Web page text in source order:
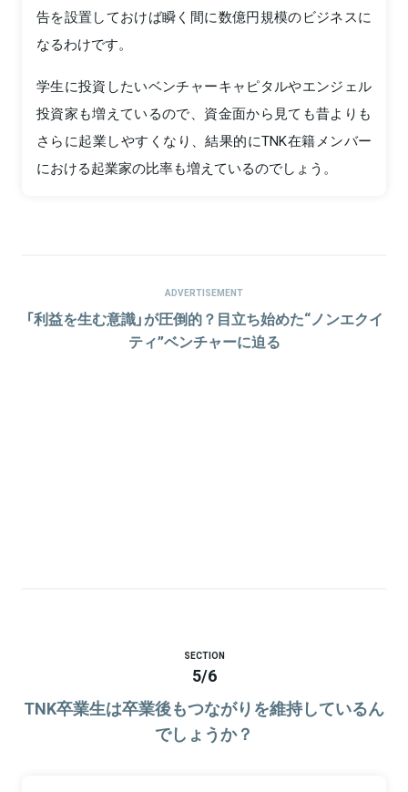
告を設置しておけば瞬く間に数億円規模のビジネスに
なるわけです。
学生に投資したいベンチャーキャピタルやエンジェル
投資家も増えているので、資金面から見ても昔よりも
さらに起業しやすくなり、結果的にTNK在籍メンバー
における起業家の比率も増えているのでしょう。
ADVERTISEMENT
「利益を生む意識」が圧倒的？目立ち始めた“ノンエクイ
ティ”ベンチャーに迫る
SECTION
5/6
TNK卒業生は卒業後もつながりを維持しているん
でしょうか？